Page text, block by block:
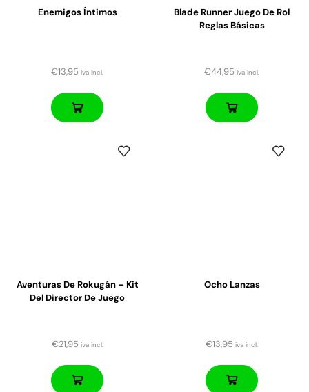
Enemigos Íntimos
€13,95 iva incl.
Blade Runner Juego De Rol
Reglas Básicas
€44,95 iva incl.
Aventuras De Rokugán – Kit
Del Director De Juego
€21,95 iva incl.
Ocho Lanzas
€13,95 iva incl.